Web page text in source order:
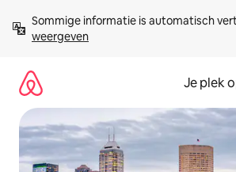
direct
naar
Sommige informatie is automatisch
weergeven
Je plek